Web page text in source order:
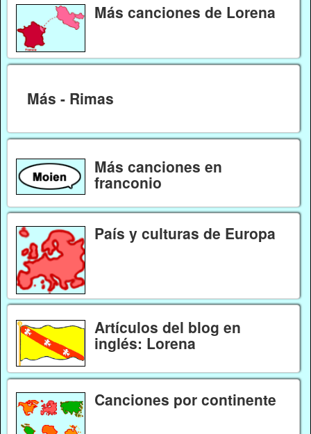
Más canciones de Lorena
Más - Rimas
Más canciones en
franconio
País y culturas de Europa
Artículos del blog en
inglés: Lorena
Canciones por continente